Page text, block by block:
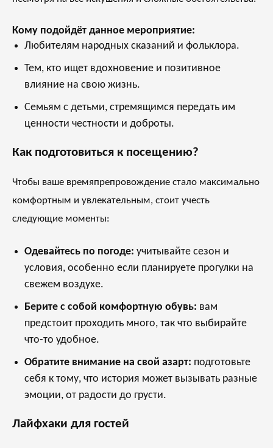
Кому подойдёт данное мероприятие:
Любителям народных сказаний и фольклора.
Тем, кто ищет вдохновение и позитивное
влияние на свою жизнь.
Семьям с детьми, стремящимся передать им
ценности честности и доброты.
Как подготовиться к посещению?
Чтобы ваше времяпрепровождение стало максимально
комфортным и увлекательным, стоит учесть
следующие моменты:
Одевайтесь по погоде: учитывайте сезон и
условия, особенно если планируете прогулки на
свежем воздухе.
Берите с собой комфортную обувь: вам
предстоит проходить много, так что выбирайте
что-то удобное.
Обратите внимание на свой азарт: подготовьте
себя к тому, что история может вызывать разные
эмоции, от радости до грусти.
Лайфхаки для гостей